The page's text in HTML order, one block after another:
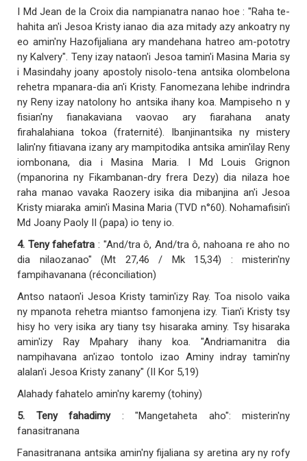
I Md Jean de la Croix dia nampianatra nanao hoe : "Raha te-
hahita an'i Jesoa Kristy ianao dia aza mitady azy ankoatry ny
eo amin'ny Hazofijaliana ary mandehana hatreo am-pototry
ny Kalvery". Teny izay nataon'i Jesoa tamin'i Masina Maria sy
i Masindahy joany apostoly nisolo-tena antsika olombelona
rehetra mpanara-dia an'i Kristy. Fanomezana lehibe indrindra
ny Reny izay natolony ho antsika ihany koa. Mampiseho n y
fisian'ny fianakaviana vaovao ary fiarahana anaty
firahalahiana tokoa (fraternité). Ibanjinantsika ny mistery
lalin'ny fitiavana izany ary mampitodika antsika amin'ilay Reny
iombonana, dia i Masina Maria. I Md Louis Grignon
(mpanorina ny Fikambanan-dry frera Dezy) dia nilaza hoe
raha manao vavaka Raozery isika dia mibanjina an'i Jesoa
Kristy miaraka amin'i Masina Maria (TVD n°60). Nohamafisin'i
Md Joany Paoly II (papa) io teny io.
4. Teny fahefatra : "And/tra ô, And/tra ô, nahoana re aho no
dia nilaozanao" (Mt 27,46 / Mk 15,34) : misterin'ny
fampihavanana (réconciliation)
Antso nataon'i Jesoa Kristy tamin'izy Ray. Toa nisolo vaika
ny mpanota rehetra miantso famonjena izy. Tian'i Kristy tsy
hisy ho very isika ary tiany tsy hisaraka aminy. Tsy hisaraka
amin'izy Ray Mpahary ihany koa. "Andriamanitra dia
nampihavana an'izao tontolo izao Aminy indray tamin'ny
alalan'i Jesoa Kristy zanany" (II Kor 5,19)
Alahady fahatelo amin'ny karemy (tohiny)
5. Teny fahadimy: "Mangetaheta aho": misterin'ny
fanasitranana
Fanasitranana antsika amin'ny fijaliana sy aretina ary ny rofy